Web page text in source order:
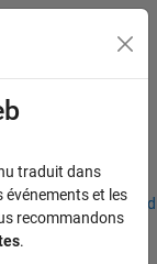
de nos bureaux
du menu
traduit dans
et les
recommandons
.